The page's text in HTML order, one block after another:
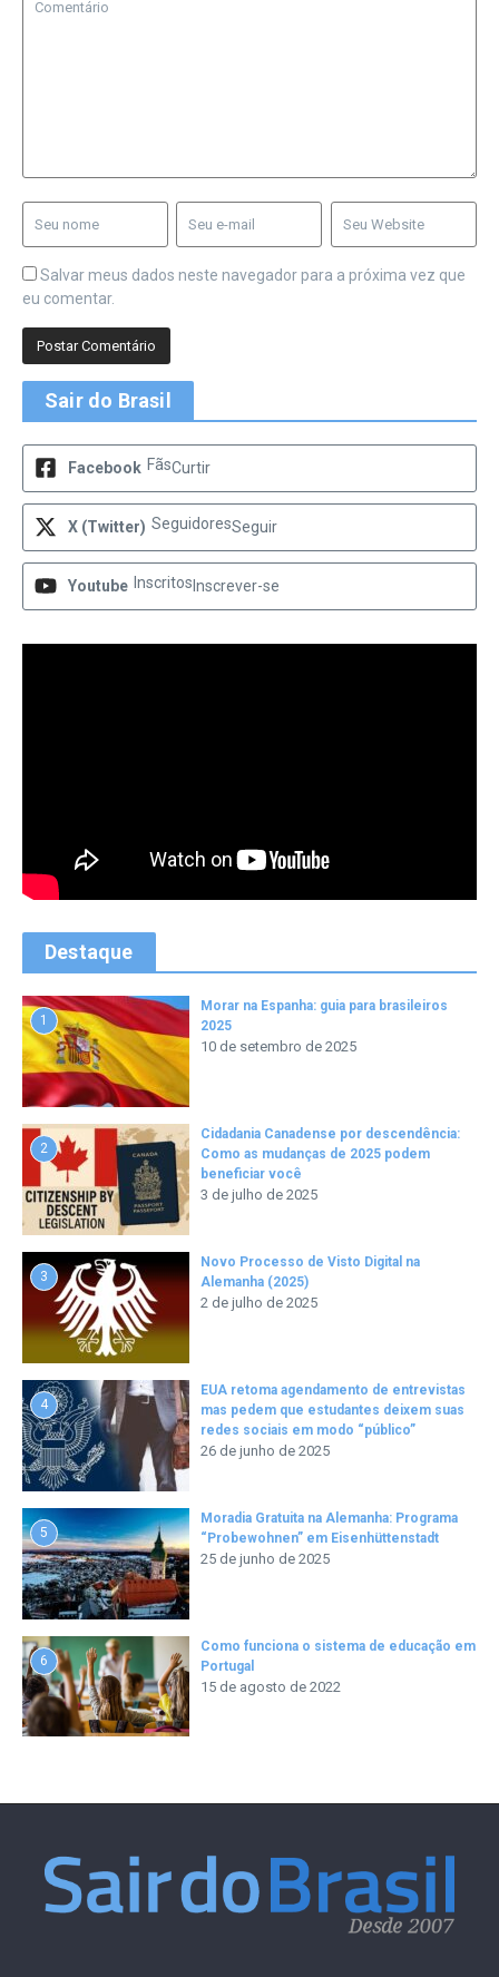
Salvar meus dados neste navegador para a próxima vez que
eu comentar.
Sair do Brasil
Facebook FãsCurtir
X (Twitter) SeguidoresSeguir
Youtube Inscritos Inscrever-se
Destaque
1
Morar na Espanha: guia para brasileiros
2025
10 de setembro de 2025
2
Cidadania Canadense por descendência:
Como as mudanças de 2025 podem
beneficiar você
3 de julho de 2025
3
Novo Processo de Visto Digital na
Alemanha (2025)
2 de julho de 2025
4
EUA retoma agendamento de entrevistas
mas pedem que estudantes deixem suas
redes sociais em modo “público”
26 de junho de 2025
5
Moradia Gratuita na Alemanha: Programa
“Probewohnen” em Eisenhüttenstadt
25 de junho de 2025
6
Como funciona o sistema de educação em
Portugal
15 de agosto de 2022